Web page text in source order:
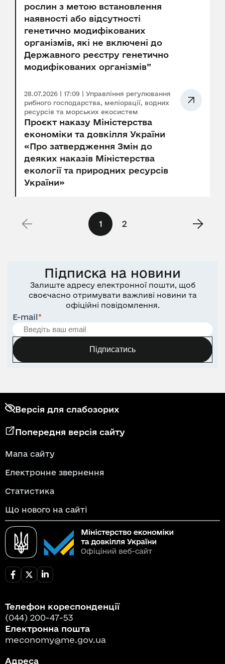
рослин з метою встановлення
наявності або відсутності
генетично модифікованих
організмів, які не включені до
Державного реєстру генетично
модифікованих організмів”
28.07.2026 | 17:09 | Управління регулювання
рибного господарства, меліорації, водних
ресурсів та морських екосистем
Проєкт наказу Міністерства
економіки та довкілля України
«Про затвердження Змін до
деяких наказів Міністерства
екології та природних ресурсів
України»
1 2
Підписка на новини
Залиште адресу електронної пошти, щоб
своєчасно отримувати важливі новини та
офіційні повідомлення.
E-mail*
Підписатись
Версія для слабозорих
Попередня версія сайту
Мапа сайту
Електронне звернення
Статистика
Що нового на сайті
Телефон кореспонденції
(044) 200-47-53
Електронна пошта
meconomy@me.gov.ua
Адреса